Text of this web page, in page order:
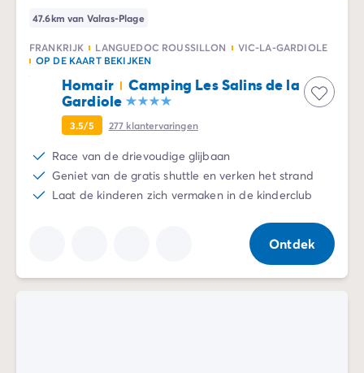
47.6km van Valras-Plage
FRANKRIJK LANGUEDOC ROUSSILLON
VIC-LA-GARDIOLE
OP DE KAART BEKIJKEN
Homair
Camping Les Salins de la
Gardiole
3.5/5 277 klantervaringen
Race van de drievoudige glijbaan
Geniet van de gratis shuttle en verken het strand
Laat de kinderen zich vermaken in de kinderclub
Ontdek